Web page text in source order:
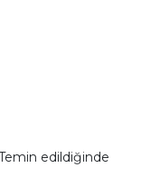
edildiğinde